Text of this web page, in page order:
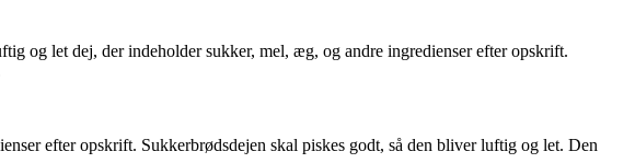
og let dej, der indeholder sukker, mel, æg, og andre ingredienser efter opskrift.
efter opskrift. Sukkerbrødsdejen skal piskes godt, så den bliver luftig og let. Den